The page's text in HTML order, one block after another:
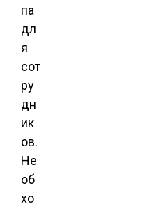
па
дл
я
сот
ру
дн
ик
ов.
Не
об
хо